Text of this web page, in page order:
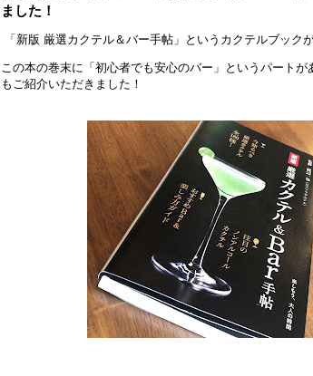
ました！
「新版 厳選カクテル＆バー手帖」というカクテルブック
この本の巻末に「初心者でも安心のバー」というパートが
もご紹介いただきました！